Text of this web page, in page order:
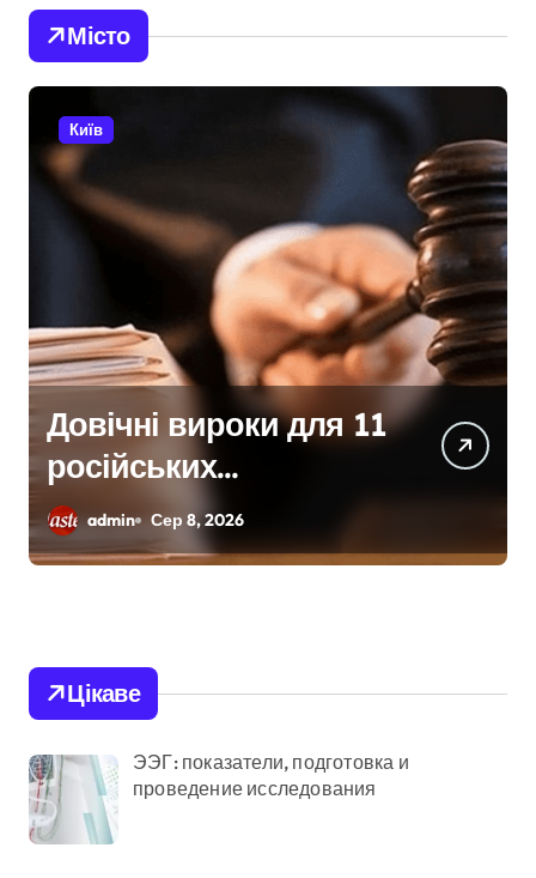
Місто
Київ
Київщина
відновлюється після
сильних буревіїв:
пошкоджено 62
залишились без
електрики
admin Сер 8, 2026
Цікаве
ЭЭГ: показатели, подготовка и
проведение исследования